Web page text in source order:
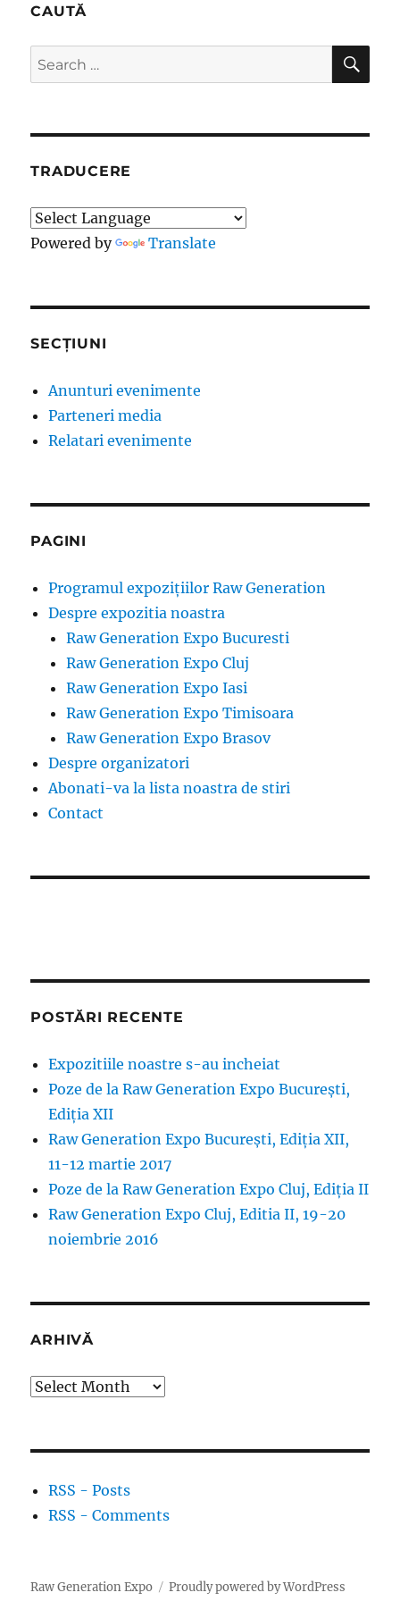
CAUTĂ
Search
for:
TRADUCERE
Powered by Translate
SECȚIUNI
Anunturi evenimente
Parteneri media
Relatari evenimente
PAGINI
Programul expozițiilor Raw Generation
Despre expozitia noastra
Raw Generation Expo Bucuresti
Raw Generation Expo Cluj
Raw Generation Expo Iasi
Raw Generation Expo Timisoara
Raw Generation Expo Brasov
Despre organizatori
Abonati-va la lista noastra de stiri
Contact
POSTĂRI RECENTE
Expozitiile noastre s-au incheiat
Poze de la Raw Generation Expo București,
Ediția XII
Raw Generation Expo București, Ediția XII,
11-12 martie 2017
Poze de la Raw Generation Expo Cluj, Ediția II
Raw Generation Expo Cluj, Editia II, 19-20
noiembrie 2016
ARHIVĂ
Arhivă
RSS - Posts
RSS - Comments
Raw Generation Expo Proudly powered by WordPress